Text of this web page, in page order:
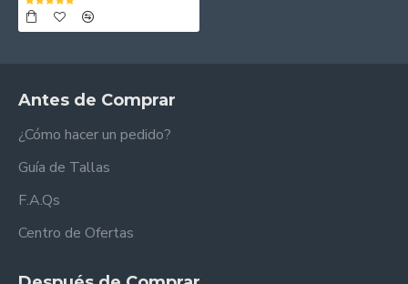
Antes de Comprar
¿Cómo hacer un pedido?
Guía de Tallas
F.A.Qs
Centro de Ofertas